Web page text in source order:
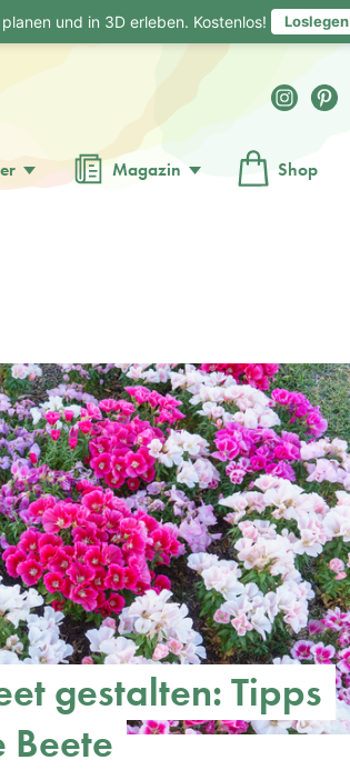
Magazin Shop
gestalten: Tipps
Beete
und in 3D erleben. Kostenlos! Loslegen